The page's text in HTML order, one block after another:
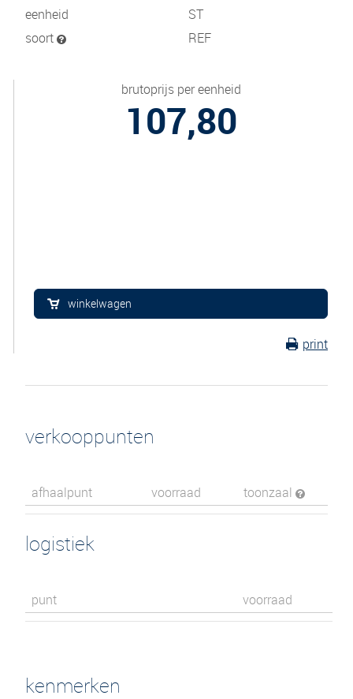
eenheid
ST
soort
REF
brutoprijs per eenheid
107,80
winkelwagen
print
verkooppunten
afhaalpunt voorraad toonzaal
logistiek
punt voorraad
kenmerken